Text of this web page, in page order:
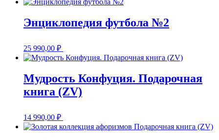
Энциклопедия футбола №2
25 990,00 ₽
Мудрость Конфуция. Подарочная
книга (ZV)
14 990,00 ₽